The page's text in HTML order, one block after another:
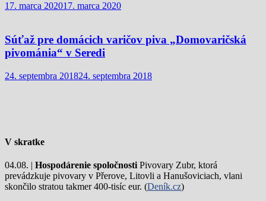
17. marca 202017. marca 2020
Súťaž pre domácich varičov piva „Domovaričská
pivománia“ v Seredi
24. septembra 201824. septembra 2018
V skratke
04.08. | Hospodárenie spoločnosti Pivovary Zubr, ktorá
prevádzkuje pivovary v Přerove, Litovli a Hanušoviciach, vlani
skončilo stratou takmer 400-tisíc eur. (Deník.cz)